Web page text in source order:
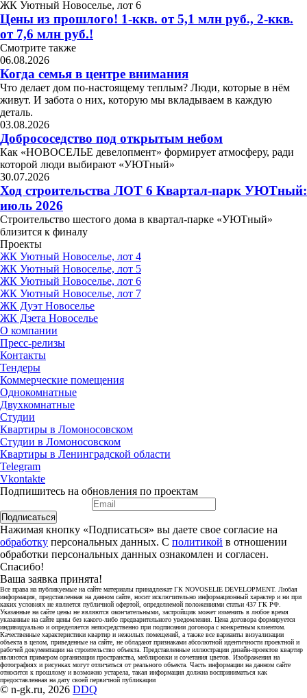
ЖК Уютный Новоселье, лот 6
Цены из прошлого! 1-ккв. от 5,1 млн руб., 2-ккв.
от 7,6 млн руб.!
Смотрите также
06.08.2026
Когда семья в центре внимания
Что делает дом по-настоящему теплым? Люди, которые в нём
живут. И забота о них, которую мы вкладываем в каждую
деталь.
03.08.2026
Добрососедство под открытым небом
Как «НОВОСЕЛЬЕ девелопмент» формирует атмосферу, ради
которой люди выбирают «УЮТный»
30.07.2026
Ход строительства ЛОТ 6 Квартал-парк УЮТный:
июль 2026
Строительство шестого дома в квартал-парке «УЮТный»
близится к финалу
Проекты
ЖК Уютный Новоселье, лот 4
ЖК Уютный Новоселье, лот 5
ЖК Уютный Новоселье, лот 6
ЖК Уютный Новоселье, лот 7
ЖК Дуэт Новоселье
ЖК Дзета Новоселье
О компании
Пресс-релизы
Контакты
Тендеры
Коммерческие помещения
Однокомнатные
Двухкомнатные
Студии
Квартиры в Ломоносовском
Студии в Ломоносовском
Квартиры в Ленинградской области
Telegram
Vkontakte
Подпишитесь на обновления по проектам
Подписаться
Нажимая кнопку «Подписаться» вы даете свое согласие на
обработку персональных данных. С политикой в отношении
обработки персональных данных ознакомлен и согласен.
Спасибо!
Ваша заявка принята!
Все права на публикуемые на сайте материалы принадлежат ГК NOVOSELIE DEVELOPMENT. Любая
информация, представленная на данном сайте, носит исключительно информационный характер и ни при
каких условиях не является публичной офертой, определяемой положениями статьи 437 ГК РФ.
Указанные на сайте цены не являются окончательными, застройщик может изменить в любое время
указанные на сайте цены без какого-либо предварительного уведомления. Цена договора формируется
индивидуально и определяется непосредственно при подписании договора с конкретным клиентом.
Качественные характеристики квартир и нежилых помещений, а также все варианты визуализации
объекта в целом, приведенные на сайте, не обладают признаками абсолютной идентичности проектной и
рабочей документации на строительство объекта. Представленные иллюстрации дизайн-проектов квартир
являются примером организации пространства, меблировки и сочетания цветов. Изображения на
фотографиях и рисунках могут отличаться от реального объекта. Часть информации на данном сайте
относится к прошлому и возможно устарела, такая информация должна восприниматься как
предоставленная на дату своей первичной публикации
© n-gk.ru, 2026 DDQ